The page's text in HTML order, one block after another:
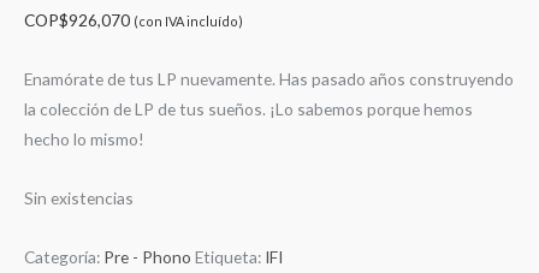
COP$926,070 (con IVA incluído)
Enamórate de tus LP nuevamente. Has pasado años construyendo
la colección de LP de tus sueños. ¡Lo sabemos porque hemos
hecho lo mismo!
Sin existencias
Categoría: Pre - Phono Etiqueta: IFI